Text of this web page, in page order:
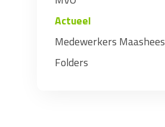
Actueel
Medewerkers Maashees
Folders